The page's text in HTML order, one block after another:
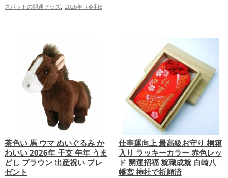
スポットの開運グッズ, 2026年（令和8
茶色い 馬 ウマ ぬいぐるみ か
わいい 2026年 干支 午年 うま
どし ブラウン 出産祝い プレ
ゼント
仕事運向上 最高級お守り 桐箱
入り ラッキーカラー 赤色レッ
ド 開運招福 就職成就 白崎八
幡宮 神社で祈願済